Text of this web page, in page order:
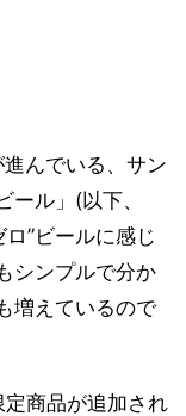
んでいる、サン
ール」(以下、
”ビールに感じ
シンプルで分か
増えているので
商品が追加され